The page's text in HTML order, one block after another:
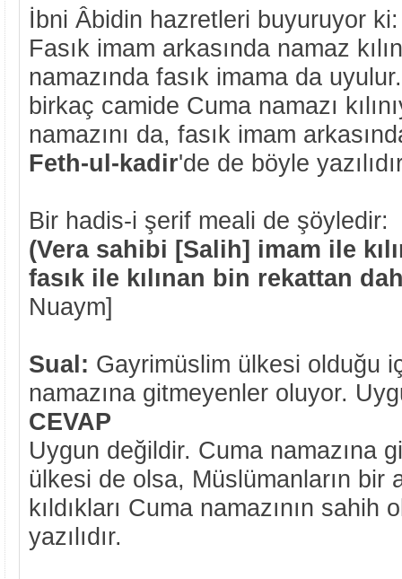
İbni Âbidin hazretleri buyuruyor ki:
Fasık imam arkasında namaz
namazında fasık imama da
birkaç camide Cuma namazı
namazını da, fasık imam
Feth-ul-kadir'de de böyle
Bir hadis-i şerif meali de şöyledir:
(Vera sahibi [Salih] imam ile
fasık ile kılınan bin rekattan
Nuaym]
Sual: Gayrimüslim ülkesi olduğu
namazına gitmeyenler oluyor.
CEVAP
Uygun değildir. Cuma namazına
ülkesi de olsa, Müslümanların bir
kıldıkları Cuma namazının sahih
yazılıdır.